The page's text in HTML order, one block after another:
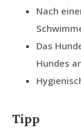
Nach
Das
Hundes
Tipp